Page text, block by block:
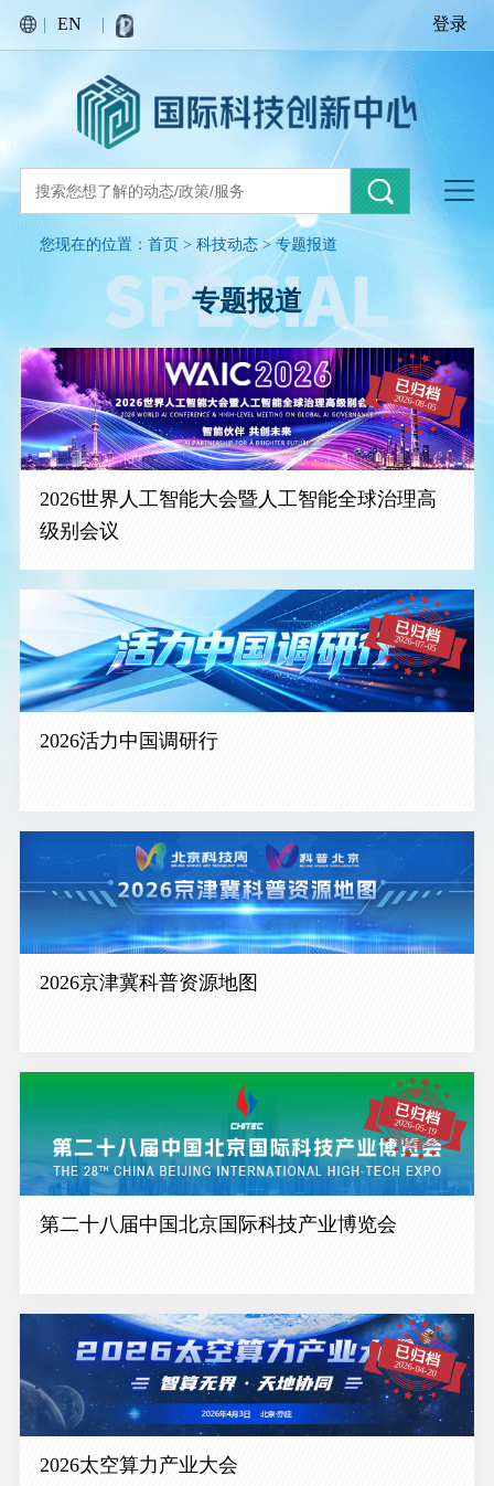
| EN | 登录
您现在的位置： 首页> 科技动态>专题报道
专题报道
2026世界人工智能大会暨人工智能全球治理高
级别会议
2026活力中国调研行
2026京津冀科普资源地图
第二十八届中国北京国际科技产业博览会
2026太空算力产业大会